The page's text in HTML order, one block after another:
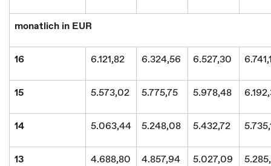
monatlich in EUR
16 6.121,82 6.324,56 6.527,30
15 5.573,02 5.775,75 5.978,48
14 5.063,44 5.248,08 5.432,72
13 4.688,80 4.857,94 5.027,09